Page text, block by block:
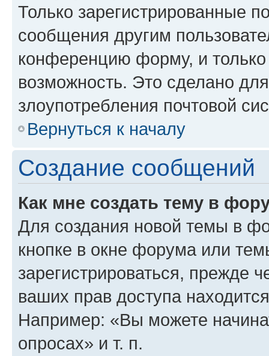
Только зарегистрированные
сообщения другим
конференцию форму, и
возможность. Это сделано
злоупотребления почтовой
Вернуться к началу
Создание сообщений
Как мне создать тему в
Для создания новой темы в
кнопке в окне форума или
зарегистрироваться, прежде
ваших прав доступа
Например: «Вы можете
опросах» и т. п.